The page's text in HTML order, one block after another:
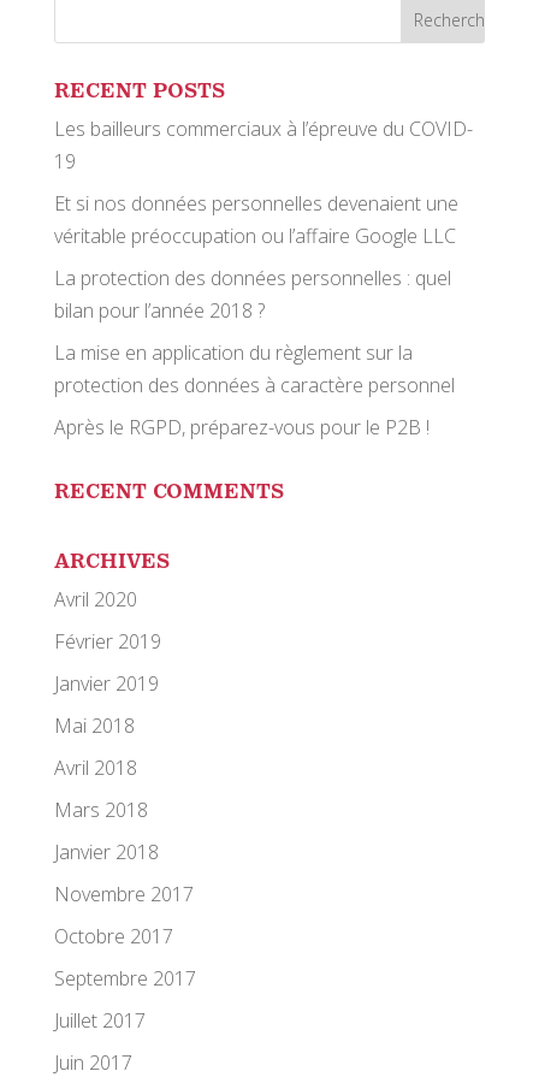
RECENT POSTS
Les bailleurs commerciaux à l’épreuve du COVID-
19
Et si nos données personnelles devenaient une
véritable préoccupation ou l’affaire Google LLC
La protection des données personnelles : quel
bilan pour l’année 2018 ?
La mise en application du règlement sur la
protection des données à caractère personnel
Après le RGPD, préparez-vous pour le P2B !
RECENT COMMENTS
ARCHIVES
Avril 2020
Février 2019
Janvier 2019
Mai 2018
Avril 2018
Mars 2018
Janvier 2018
Novembre 2017
Octobre 2017
Septembre 2017
Juillet 2017
Juin 2017